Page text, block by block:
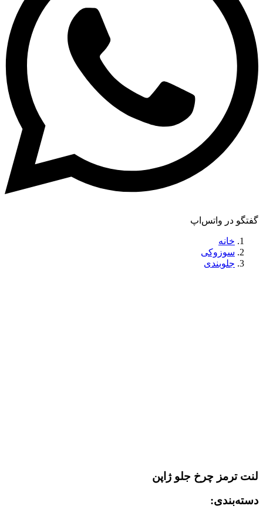
گفتگو در واتس‌اپ
خانه
سوزوکی
جلوبندی
لنت ترمز چرخ جلو ژاپن
دسته‌بندی: